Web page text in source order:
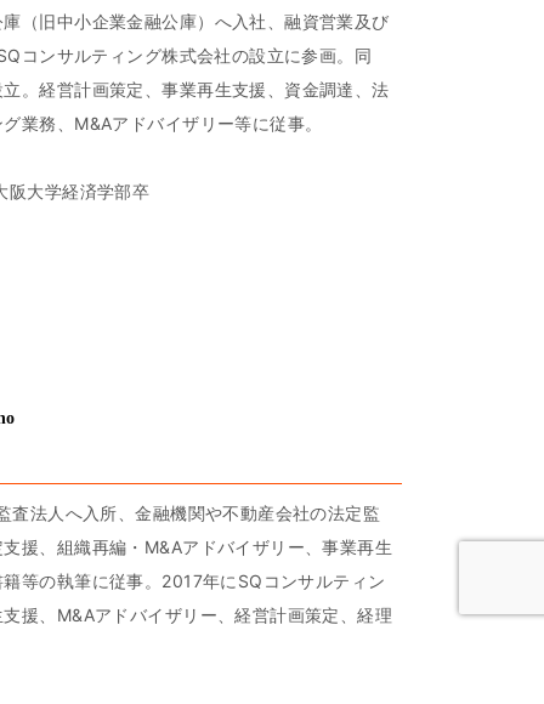
（旧中小企業金融公庫）へ入社、融資営業及び
コンサルティング株式会社の設立に参画。同
。経営計画策定、事業再生支援、資金調達、法
業務、M&Aアドバイザリー等に従事。
阪大学経済学部卒
査法人へ入所、金融機関や不動産会社の法定監
援、組織再編・M&Aアドバイザリー、事業再生
等の執筆に従事。2017年にSQコンサルティン
援、M&Aアドバイザリー、経営計画策定、経理